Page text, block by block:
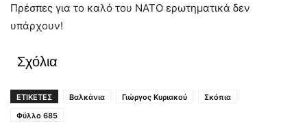
Πρέσπες για το καλό του ΝΑΤΟ ερωτηματικά δεν
υπάρχουν!
Σχόλια
ΕΤΙΚΕΤΕΣ Βαλκάνια Γιώργος Κυριακού
Σκόπια
Φύλλο 685